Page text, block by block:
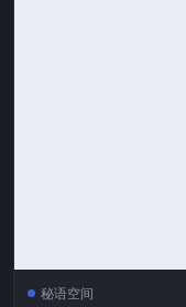
秘语空间